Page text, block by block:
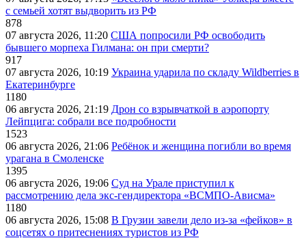
с семьей хотят выдворить из РФ
878
07 августа 2026, 11:20 США попросили РФ освободить
бывшего морпеха Гилмана: он при смерти?
917
07 августа 2026, 10:19 Украина ударила по складу Wildberries в
Екатеринбурге
1180
06 августа 2026, 21:19 Дрон со взрывчаткой в аэропорту
Лейпцига: собрали все подробности
1523
06 августа 2026, 21:06 Ребёнок и женщина погибли во время
урагана в Смоленске
1395
06 августа 2026, 19:06 Суд на Урале приступил к
рассмотрению дела экс-гендиректора «ВСМПО-Ависма»
1180
06 августа 2026, 15:08 В Грузии завели дело из-за «фейков» в
соцсетях о притеснениях туристов из РФ